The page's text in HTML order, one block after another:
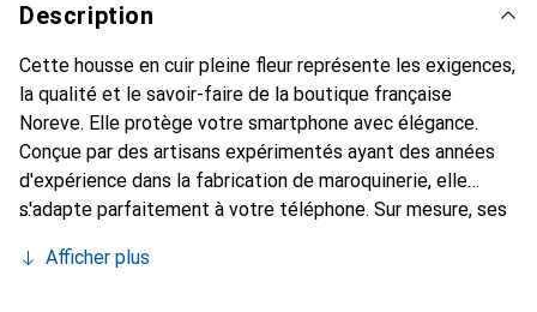
Description
Cette housse en cuir pleine fleur représente les exigences,
la qualité et le savoir-faire de la boutique française
Noreve. Elle protège votre smartphone avec élégance.
Conçue par des artisans expérimentés ayant des années
d'expérience dans la fabrication de maroquinerie, elle
s'adapte parfaitement à votre téléphone. Sur mesure, ses
peau. Elle devient un accessoire chic et indispensable pour
Afficher plus